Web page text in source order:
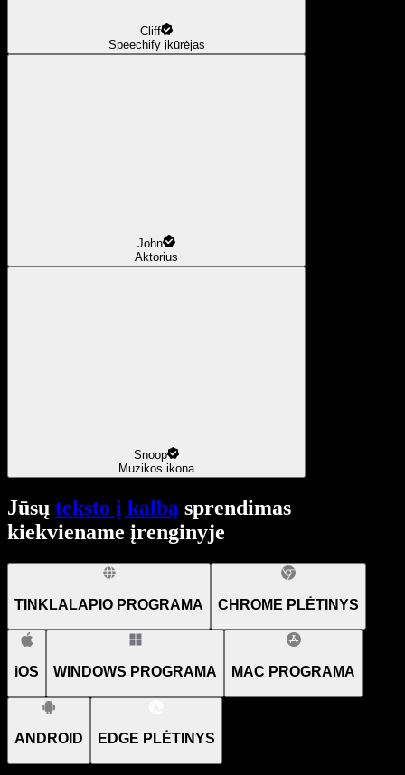
Cliff
Speechify įkūrėjas
John
Aktorius
Snoop
Muzikos ikona
Jūsų teksto į kalbą sprendimas
kiekviename įrenginyje
TINKLALAPIO PROGRAMA CHROME PLĖTINYS
iOS WINDOWS PROGRAMA MAC PROGRAMA
ANDROID EDGE PLĖTINYS